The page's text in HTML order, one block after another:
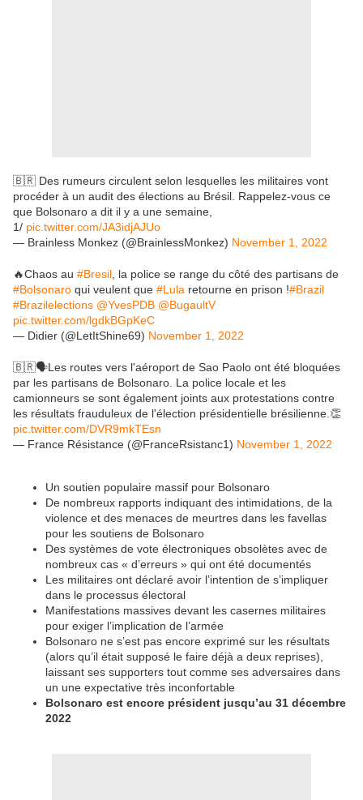
🇧🇷 Des rumeurs circulent selon lesquelles les militaires vont
procéder à un audit des élections au Brésil. Rappelez-vous ce
que Bolsonaro a dit il y a une semaine,
1/ pic.twitter.com/JA3idjAJUo
— Brainless Monkez (@BrainlessMonkez) November 1, 2022
🔥Chaos au #Bresil , la police se range du côté des partisans de
#Bolsonaro qui veulent que #Lula retourne en prison !#Brazil
#Brazilelections @YvesPDB @BugaultV
pic.twitter.com/lgdkBGpKeC
— Didier (@LetItShine69) November 1, 2022
🇧🇷🗣️Les routes vers l'aéroport de Sao Paolo ont été bloquées
par les partisans de Bolsonaro. La police locale et les
camionneurs se sont également joints aux protestations contre
les résultats frauduleux de l'élection présidentielle brésilienne.👏
pic.twitter.com/DVR9mkTEsn
— France Résistance (@FranceRsistanc1) November 1, 2022
Un soutien populaire massif pour Bolsonaro
De nombreux rapports indiquant des intimidations, de la
violence et des menaces de meurtres dans les favellas
pour les soutiens de Bolsonaro
Des systèmes de vote électroniques obsolètes avec de
nombreux cas « d’erreurs » qui ont été documentés
Les militaires ont déclaré avoir l’intention de s’impliquer
dans le processus électoral
Manifestations massives devant les casernes militaires
pour exiger l’implication de l’armée
Bolsonaro ne s’est pas encore exprimé sur les résultats
(alors qu’il était supposé le faire déjà a deux reprises),
laissant ses supporters tout comme ses adversaires dans
un une expectative très inconfortable
Bolsonaro est encore président jusqu’au 31 décembre
2022